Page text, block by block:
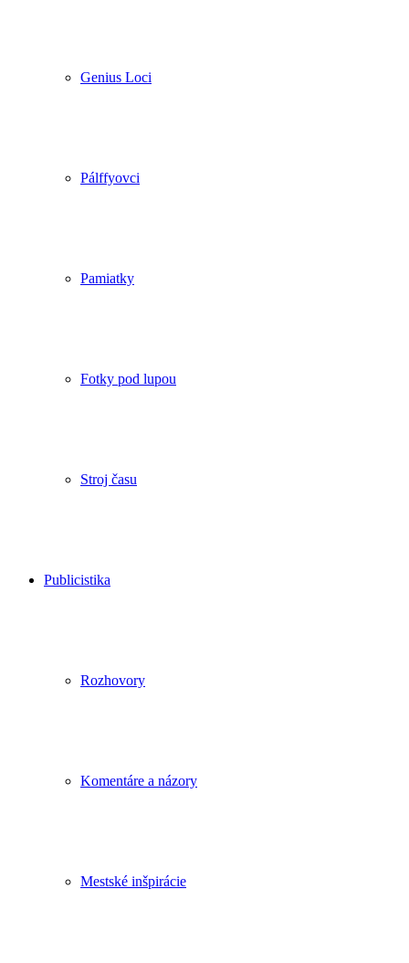
Genius Loci
Pálffyovci
Pamiatky
Fotky pod lupou
Stroj času
Publicistika
Rozhovory
Komentáre a názory
Mestské inšpirácie